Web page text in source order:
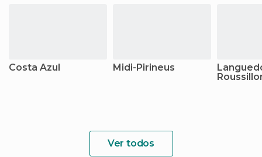
Costa Azul Midi-Pirineus
Ver todos